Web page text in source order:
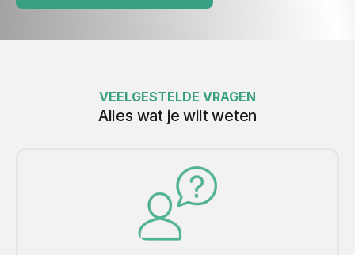
VEELGESTELDE VRAGEN
Alles wat je wilt weten